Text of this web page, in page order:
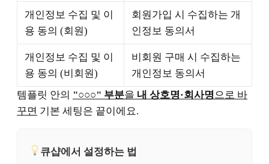
개인정보 수집 및 이
용 동의 (회원)
회원가입 시 수집하는 개
인정보 동의서
개인정보 수집 및 이
용 동의 (비회원)
비회원 구매 시 수집하는
개인정보 동의서
템플릿 안의 "○○○" 부분을 내 상호명·회사명으로 바
꾸면 기본 세팅은 끝이에요.
큐샵에서 설정하는 법